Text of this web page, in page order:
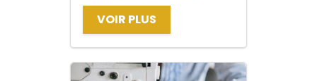
VOIR PLUS